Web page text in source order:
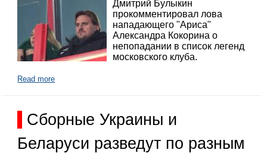
Дмитрий Булыкин
прокомментировал лова
нападающего "Ариса"
Александра Кокорина о
непопадании в список легенд
московского клуба.
Read more
Сборные Украины и
Беларуси разведут по разным